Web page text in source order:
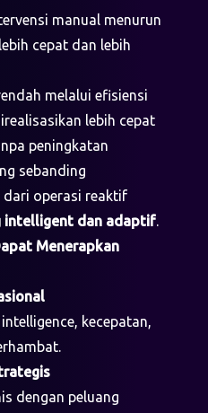
manual menurun
cepat dan lebih
melalui efisiensi
lebih cepat
peningkatan
sebanding
dari operasi reaktif
intelligent dan adaptif.
Menerapkan
kecepatan,
dengan peluang